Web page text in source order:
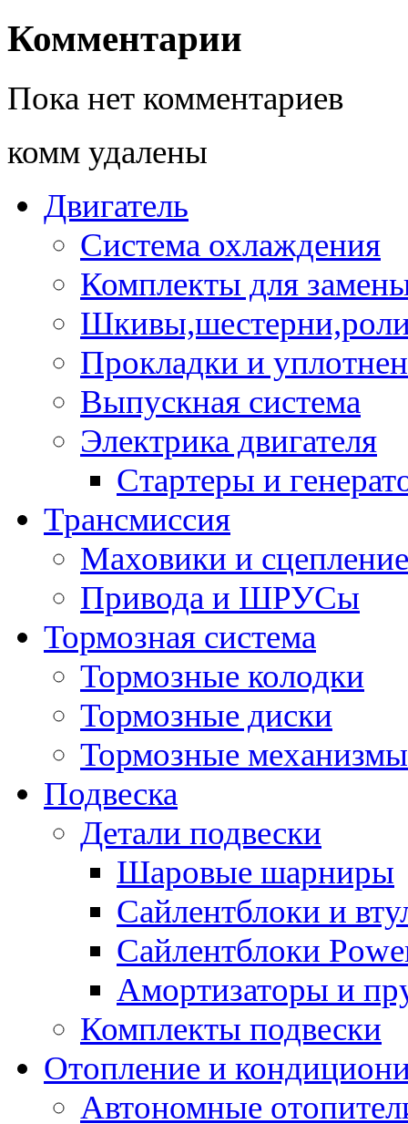
Комментарии
Пока нет комментариев
комм удалены
Двигатель
Система охлаждения
Комплекты для
Прокладки и
Выпускная система
Электрика двигателя
Стартеры и
Трансмиссия
Маховики и сцепление
Привода и ШРУСы
Тормозная система
Тормозные колодки
Тормозные диски
Тормозные механизмы
Подвеска
Детали подвески
Шаровые шарниры
Сайлентблоки и
Сайлентблоки
Амортизаторы и
Комплекты подвески
Отопление и
Автономные